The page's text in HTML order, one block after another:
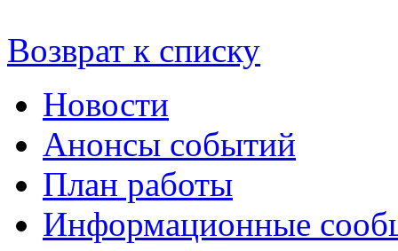
Возврат к списку
Новости
Анонсы событий
План работы
Информационные